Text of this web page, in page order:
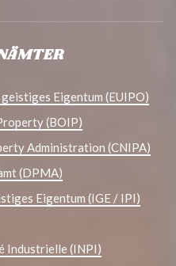
Eigentum (EUIPO)
(BOIP)
Administration (CNIPA)
(DPMA)
Eigentum (IGE / IPI)
Industrielle (INPI)